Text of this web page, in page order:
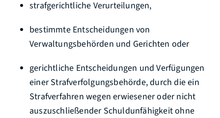
strafgerichtliche Verurteilungen,
bestimmte Entscheidungen von
Verwaltungsbehörden und Gerichten oder
gerichtliche Entscheidungen und Verfügungen
einer Strafverfolgungsbehörde, durch die ein
Strafverfahren wegen erwiesener oder nicht
auszuschließender Schuldunfähigkeit ohne